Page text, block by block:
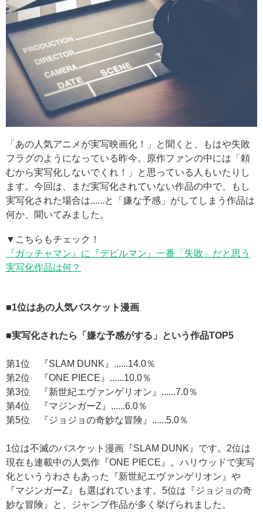
「あの人気アニメが実写映画化！」と聞くと、もはや失敗
フラグのようになっている昨今。原作ファンの中には「頼
むから実写化しないでくれ！」と思っている人もいたりし
ます。今回は、まだ実写化されていない作品の中で、もし
実写化された場合は......と「嫌な予感」がしてしまう作品は
何か、聞いてみました。
▼こちらもチェック！
『ガッチャマン』に『デビルマン』一番「失敗」だと思う
実写化作品は何？
■1位はあの人気バスケット漫画
■実写化されたら「嫌な予感がする」という作品TOP5
第1位 『SLAM DUNK』......14.0％
第2位 『ONE PIECE』......10.0％
第3位 『新世紀エヴァンゲリオン』......7.0％
第4位 『マジンガーZ』......6.0％
第5位 『ジョジョの奇妙な冒険』......5.0％
1位は不滅のバスケット漫画『SLAM DUNK』です。2位は
現在も連載中の人気作『ONE PIECE』。ハリウッドで実写
化といううわさもあった『新世紀エヴァンゲリオン』や
『マジンガーZ』も選ばれています。5位は『ジョジョの奇
妙な冒険』と、ジャンプ作品が多く挙げられました。